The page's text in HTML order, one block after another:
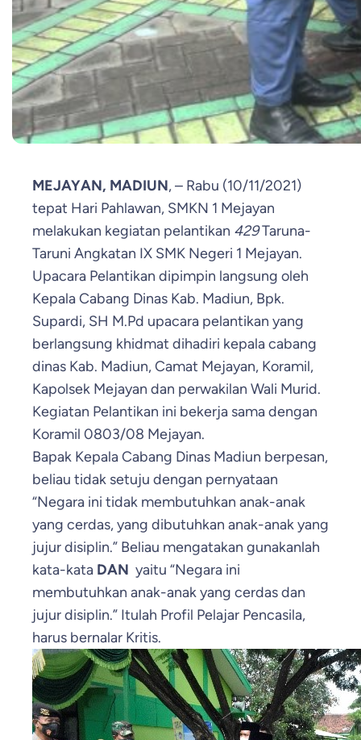
MEJAYAN, MADIUN, – Rabu (10/11/2021)
tepat Hari Pahlawan, SMKN 1 Mejayan
melakukan kegiatan pelantikan 429Taruna-
Taruni Angkatan IX SMK Negeri 1 Mejayan.
Upacara Pelantikan dipimpin langsung oleh
Kepala Cabang Dinas Kab. Madiun, Bpk.
Supardi, SH M.Pd upacara pelantikan yang
berlangsung khidmat dihadiri kepala cabang
dinas Kab. Madiun, Camat Mejayan, Koramil,
Kapolsek Mejayan dan perwakilan Wali Murid.
Kegiatan Pelantikan ini bekerja sama dengan
Koramil 0803/08 Mejayan.
Bapak Kepala Cabang Dinas Madiun berpesan,
beliau tidak setuju dengan pernyataan
“Negara ini tidak membutuhkan anak-anak
yang cerdas, yang dibutuhkan anak-anak yang
jujur disiplin.” Beliau mengatakan gunakanlah
kata-kata DAN yaitu “Negara ini
membutuhkan anak-anak yang cerdas dan
jujur disiplin.” Itulah Profil Pelajar Pencasila,
harus bernalar Kritis.